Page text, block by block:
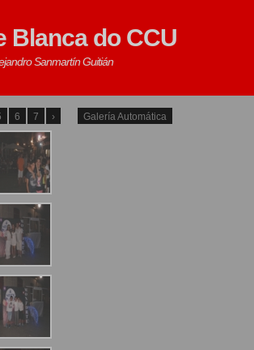
Blancado CCU
Sanmartín Guitián
Galería Automática
6 7 ›